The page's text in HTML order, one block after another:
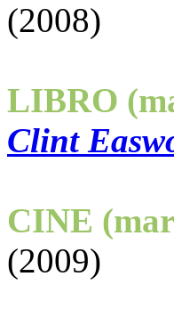
(2008)
LIBRO
Clint
CINE
(2009)